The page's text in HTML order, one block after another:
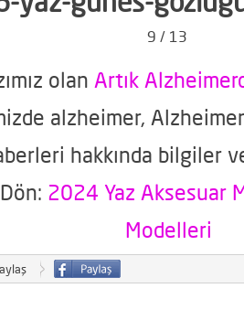
9 / 13
olan Artık
alzheimer,
hakkında bilgiler
2024 Yaz Aksesuar
Modelleri